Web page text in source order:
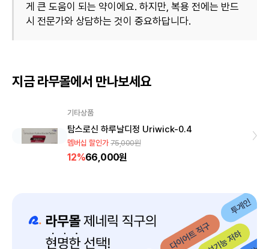
게 큰 도움이 되는 약이에요. 하지만, 복용 전에는 반드
시 전문가와 상담하는 것이 중요하답니다.
지금 라무몰에서 만나보세요
기타상품
탐스로신 하루날디정 Uriwick-0.4
멤버십 할인가 75,000원
12%66,000원